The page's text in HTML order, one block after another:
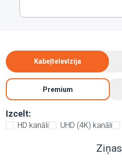
Kabeļtelevīzija
Premium
Izcelt:
HD kanāli UHD (4K) kanāli
Ziņas